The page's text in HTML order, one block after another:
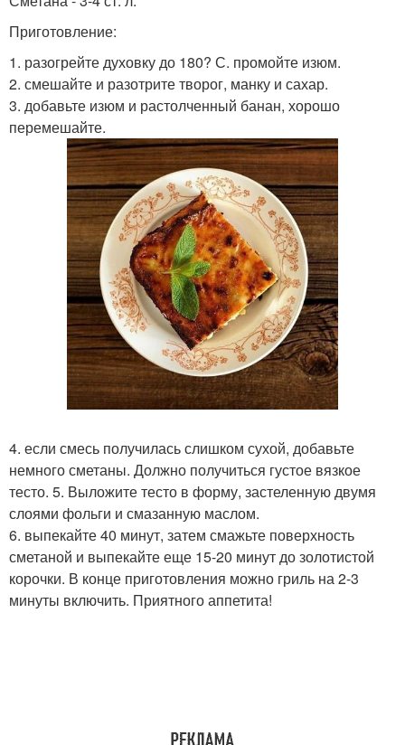
Приготовление:
1. разогрейте духовку до 180? С. промойте изюм.
2. смешайте и разотрите творог, манку и сахар.
3. добавьте изюм и растолченный банан, хорошо
перемешайте.
4. если смесь получилась слишком сухой, добавьте
немного сметаны. Должно получиться густое вязкое
тесто. 5. Выложите тесто в форму, застеленную двумя
слоями фольги и смазанную маслом.
6. выпекайте 40 минут, затем смажьте поверхность
сметаной и выпекайте еще 15-20 минут до золотистой
корочки. В конце приготовления можно гриль на 2-3
минуты включить. Приятного аппетита!